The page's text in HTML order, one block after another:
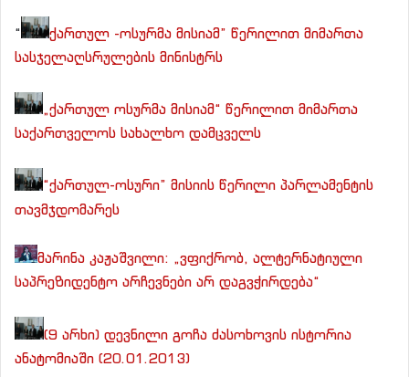
“
ქართულ -ოსურმა მისიამ” წერილით მიმართა
სასჯელაღსრულების მინისტრს
„ქართულ ოსურმა მისიამ“ წერილით მიმართა
საქართველოს სახალხო დამცველს
“ქართულ-ოსური” მისიის წერილი პარლამენტის
თავმჯდომარეს
მარინა კაჟაშვილი: „ვფიქრობ, ალტერნატიული
საპრეზიდენტო არჩევნები არ დაგვჭირდება“
(9 არხი) დევნილი გოჩა ძასოხოვის ისტორია
ანატომიაში (20.01.2013)